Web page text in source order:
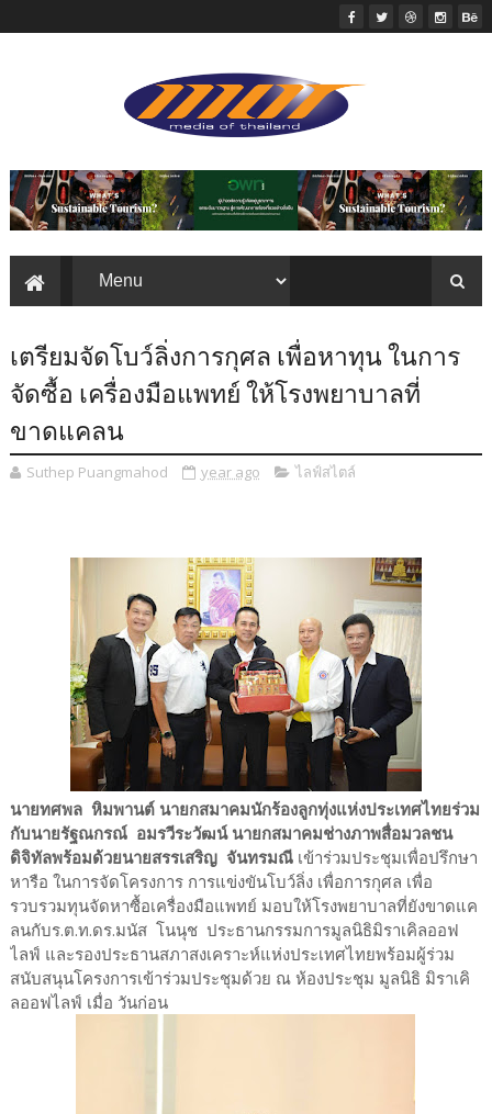
เตรียมจัดโบว์ลิ่งการกุศล เพื่อหาทุน ในการ
จัดซื้อ เครื่องมือแพทย์ ให้โรงพยาบาลที่
ขาดแคลน
Suthep Puangmahod year ago ไลฟ์สไตล์
นายทศพล หิมพานต์ นายกสมาคมนักร้องลูกทุ่งแห่งประเทศไทยร่วม
กับนายรัฐณกรณ์ อมรวีระวัฒน์ นายกสมาคมช่างภาพสื่อมวลชน
ดิจิทัลพร้อมด้วยนายสรรเสริญ จันทรมณี เข้าร่วมประชุมเพื่อปรึกษา
หารือ ในการจัดโครงการ การแข่งขันโบว์ลิ่ง เพื่อการกุศล เพื่อ
รวบรวมทุนจัดหาซื้อเครื่องมือแพทย์ มอบให้โรงพยาบาลที่ยังขาดแค
ลนกับร.ต.ท.ดร.มนัส โนนุช ประธานกรรมการมูลนิธิมิราเคิลออฟ
ไลฟ์ และรองประธานสภาสงเคราะห์แห่งประเทศไทยพร้อมผู้ร่วม
สนับสนุนโครงการเข้าร่วมประชุมด้วย ณ ห้องประชุม มูลนิธิ มิราเคิ
ลออฟไลฟ์ เมื่อ วันก่อน